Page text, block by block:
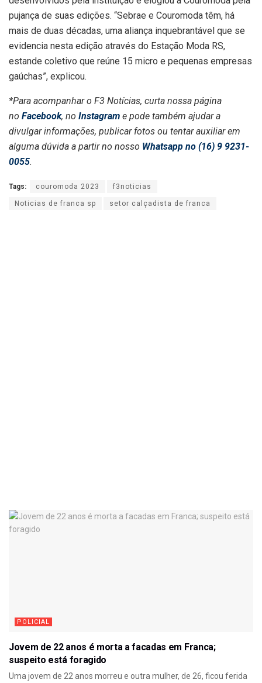
pujança de suas edições. “Sebrae e Couromoda têm, há
mais de duas décadas, uma aliança inquebrantável que se
evidencia nesta edição através do Estação Moda RS,
estande coletivo que reúne 15 micro e pequenas empresas
gaúchas”, explicou.
*Para acompanhar o F3 Notícias, curta nossa página
no Facebook, no Instagram e pode também ajudar a
divulgar informações, publicar fotos ou tentar auxiliar em
alguma dúvida a partir no nosso Whatsapp no (16) 9 9231-
0055.
Tags: couromoda 2023 f3noticias
Noticias de franca sp setor calçadista de franca
POLICIAL
Jovem de 22 anos é morta a facadas em Franca;
suspeito está foragido
Uma jovem de 22 anos morreu e outra mulher, de 26, ficou ferida